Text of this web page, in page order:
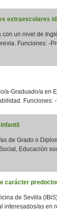
extraescolares
con un nivel de
Funciones: -
a-Graduado/a en
Funciones:
de Grado o
Educación
carácter
de Sevilla
interesados/as en